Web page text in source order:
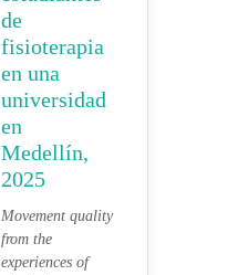
de
fisioterapia
en una
universidad
en
Medellín,
2025
Movement quality
from the
experiences of